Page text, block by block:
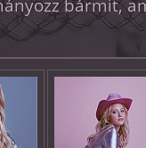
bármit,